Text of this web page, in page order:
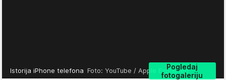
Pogledaj
fotogaleriju
Istorija iPhone telefona Foto: YouTube / Apple Explained